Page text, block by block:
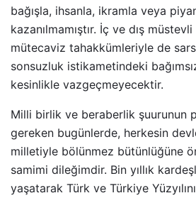
bağışla, ihsanla, ikramla veya
kazanılmamıştır. İç ve dış
mütecaviz tahakkümleriyle de
sonsuzluk istikametindeki
kesinlikle vazgeçmeyecektir.
Milli birlik ve beraberlik şuurunun
gereken bugünlerde, herkesin
milletiyle bölünmez bütünlüğüne
samimi dileğimdir. Bin yıllık
yaşatarak Türk ve Türkiye